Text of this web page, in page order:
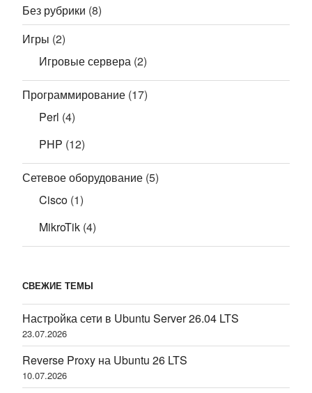
Без рубрики (8)
Игры (2)
Игровые сервера (2)
Программирование (17)
Perl (4)
PHP (12)
Сетевое оборудование (5)
Cisco (1)
MikroTik (4)
СВЕЖИЕ ТЕМЫ
Настройка сети в Ubuntu Server 26.04 LTS
23.07.2026
Reverse Proxy на Ubuntu 26 LTS
10.07.2026